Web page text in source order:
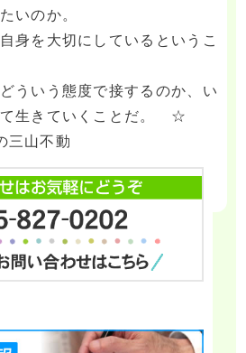
いのか。
身を大切にしているというこ
ういう態度で接するのか、い
て生きていくことだ。 ☆
三山不動
about 自身を敬う 3.Aug.2026